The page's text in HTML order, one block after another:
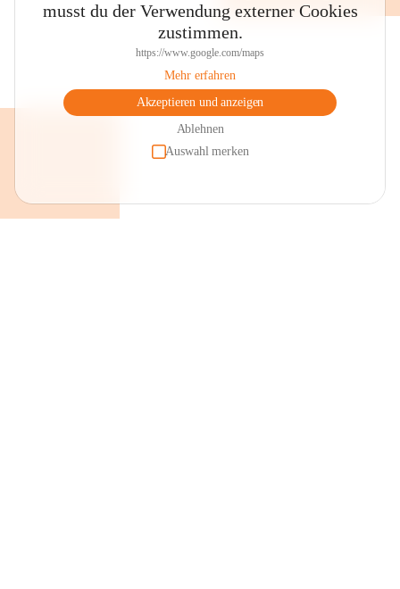
musst du der Verwendung externer Cookies
zustimmen.
https://www.google.com/maps
Mehr erfahren
Akzeptieren und anzeigen
Ablehnen
Auswahl merken